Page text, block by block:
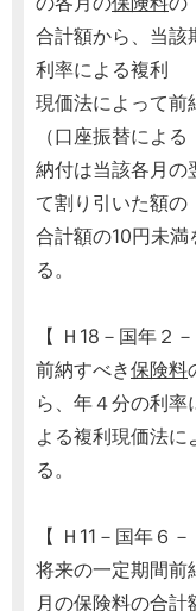
合計額から、当該
利率による複利
現価法によって前
（口座振替による
納付は当該各月の
て割り引いた額の
合計額の10円未
る。
【 Ｈ18－国年２－
前納すべき保険料
ら、年４分の利率
よる複利現価法
る。
【 Ｈ11－国年６－
将来の一定期間前
月の保険料の合計